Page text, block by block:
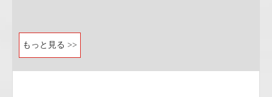
もっと見る >>